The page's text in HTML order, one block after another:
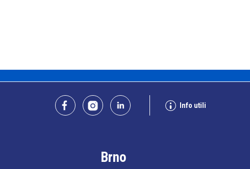
Info utili
Brno